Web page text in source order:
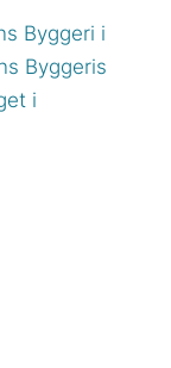
Byggeri i
Byggeris
i